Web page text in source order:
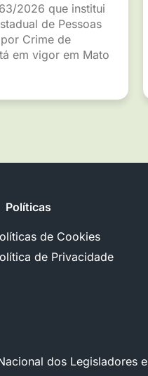
2026 que institui
de Pessoas
Crime de
em vigor em Mato
Políticas
de Cookies
de Privacidade
dos Legisladores